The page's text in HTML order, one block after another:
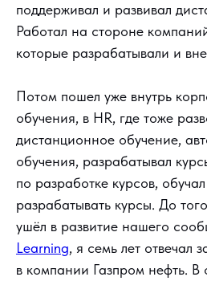
поддерживал и развивал
Работал на стороне
которые разрабатывали и
Потом пошел уже внутрь
обучения, в HR, где тоже
дистанционное обучение,
обучения, разрабатывал
по разработке курсов,
разрабатывать курсы. До
ушёл в развитие нашего
Learning, я семь лет отвечал
в компании Газпром нефть.